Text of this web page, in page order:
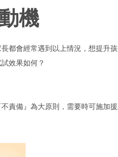
機
都會經常遇到以上情況，想提升
效果如何？
責備』為大原則，需要時可施加